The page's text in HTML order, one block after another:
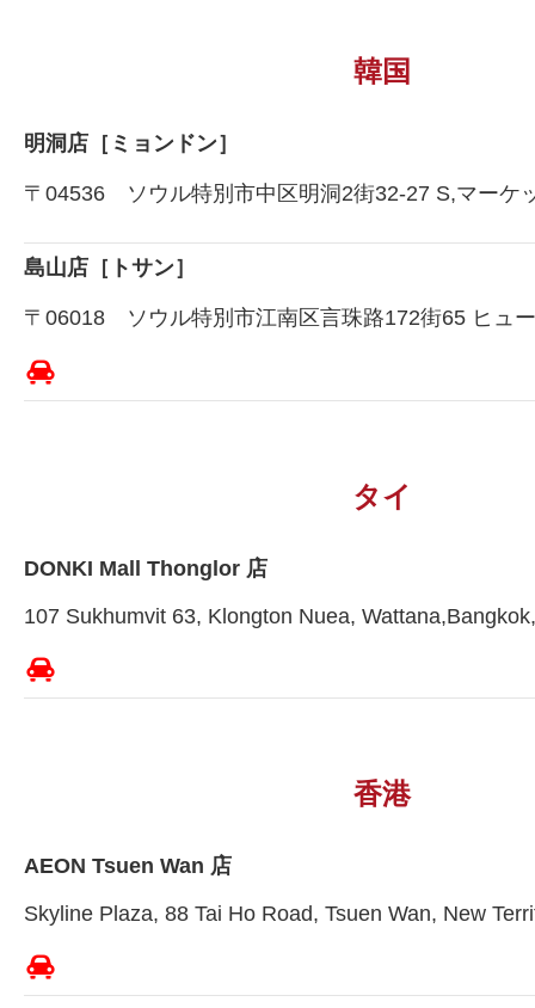
韓国
明洞店［ミョンドン］
〒04536 ソウル特別市中区明洞2街32-27 S,マーケ
島山店［トサン］
〒06018 ソウル特別市江南区言珠路172街65 ヒュ
タイ
DONKI Mall Thonglor 店
107 Sukhumvit 63, Klongton Nuea,
香港
AEON Tsuen Wan 店
Skyline Plaza, 88 Tai Ho Road, Tsuen Wan, New